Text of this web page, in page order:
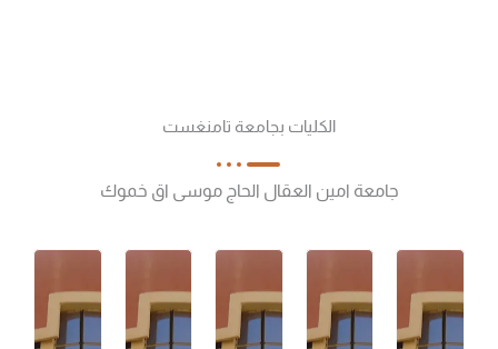
الكليات بجامعة تامنغست
جامعة امين العقال الحاج موسى اق خموك